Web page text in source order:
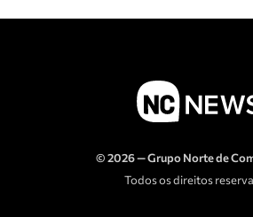
© 2026 — Grupo Norte de
Todos os direitos